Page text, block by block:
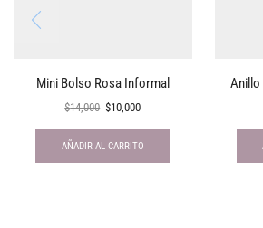
Mini Bolso Rosa Informal
$14,000 $10,000
AÑADIR AL CARRITO
Anillo